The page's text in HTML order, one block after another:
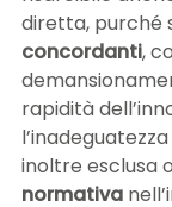
diretta, purché
concordanti,
rapidità
inoltre esclusa
normativa